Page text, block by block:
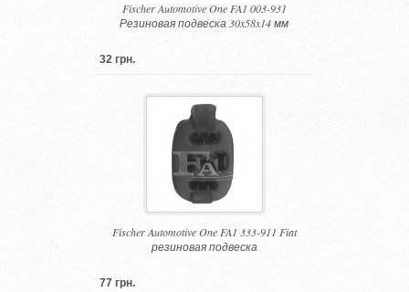
Fischer Automotive One FA1 003-931
Резиновая подвеска 30x58x14 мм
32 грн.
Fischer Automotive One FA1 333-911 Fiat
резиновая подвеска
77 грн.